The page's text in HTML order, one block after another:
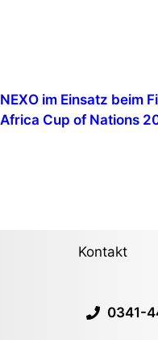
NEXO im Einsatz beim
Africa Cup of Nations
Kontakt
0341-